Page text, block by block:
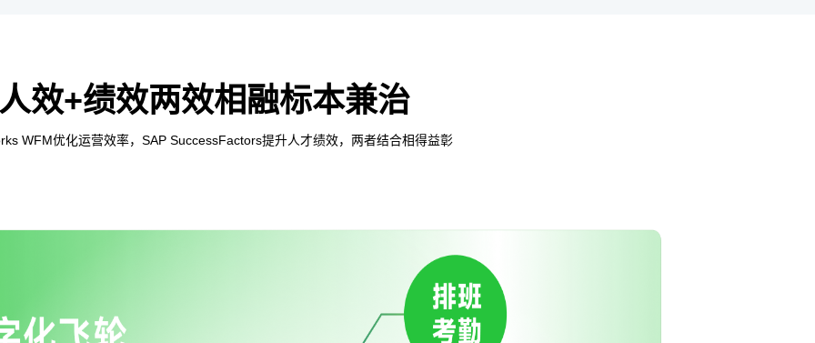
效+绩效两效相融标本兼治
WFM优化运营效率，SAP SuccessFactors提升人才绩效，两者结合相得益彰